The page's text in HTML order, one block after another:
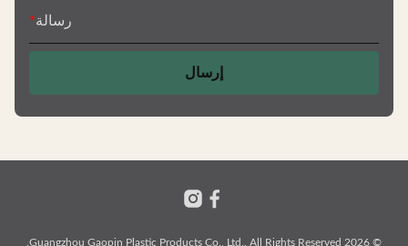
رسالة *
إرسال